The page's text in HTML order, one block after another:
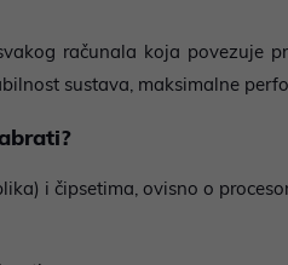
računala koja povezuje
sustava, maksimalne
i čipsetima, ovisno o